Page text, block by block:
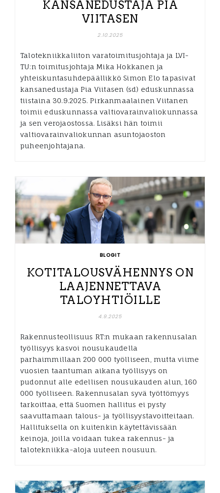
KANSANEDUSTAJA PIA
VIITASEN
2.10.2025
Talotekniikkaliiton varatoimitusjohtaja ja LVI-
TU:n toimitusjohtaja Mika Hokkanen ja
yhteiskuntasuhdepäällikkö Simon Elo tapasivat
kansanedustaja Pia Viitasen (sd) eduskunnassa
tiistaina 30.9.2025. Pirkanmaalainen Viitanen
toimii eduskunnassa valtiovarainvaliokunnassa
ja sen verojaostossa. Lisäksi hän toimii
valtiovarainvaliokunnan asuntojaoston
puheenjohtajana.
BLOGIT
KOTITALOUSVÄHENNYS ON
LAAJENNETTAVA
TALOYHTIÖILLE
4.9.2025
Rakennusteollisuus RT:n mukaan rakennusalan
työllisyys kasvoi nousukaudella
parhaimmillaan 200 000 työlliseen, mutta viime
vuosien taantuman aikana työllisyys on
pudonnut alle edellisen nousukauden alun, 160
000 työlliseen. Rakennusalan syvä työttömyys
tarkoittaa, että Suomen hallitus ei pysty
saavuttamaan talous- ja työllisyystavoitteitaan.
Hallituksella on kuitenkin käytettävissään
keinoja, joilla voidaan tukea rakennus- ja
talotekniikka-aloja uuteen nousuun.